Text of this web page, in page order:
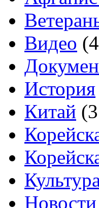
Видео
История
Китай
Новости